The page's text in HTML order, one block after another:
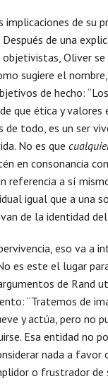
de su
de una
Oliver se
sugiere el
de hecho:
que ética y
de todo, es un ser
No es que
en consonancia
referencia a sí
igual que a una
de la identidad del
eso va a
es este el lugar
de Rand
“Tratemos de
y actúa, pero no
Esa entidad no
nada a
o frustrador